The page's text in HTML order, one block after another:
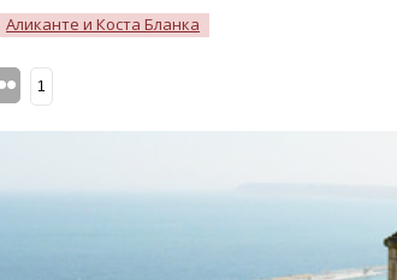
Аликанте и Коста Бланка
1